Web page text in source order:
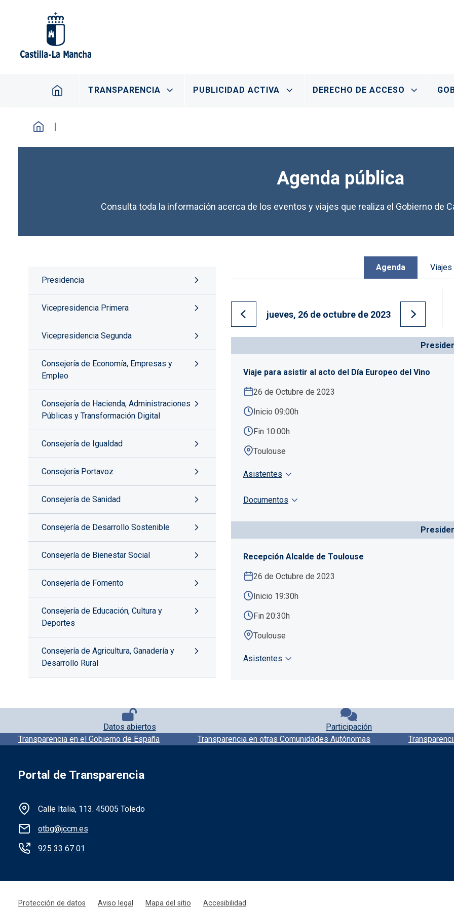
Navegación principal
TRANSPARENCIA PUBLICIDAD ACTIVA DERECHO DE ACCESO
Agenda pública
Consulta toda la información acerca de los eventos y viajes que realiza el Gobierno de
Presidencia
Vicepresidencia Primera
Vicepresidencia Segunda
Consejería de Economía, Empresas y
Empleo
Consejería de Hacienda, Administraciones
Públicas y Transformación Digital
Consejería de Igualdad
Consejería Portavoz
Consejería de Sanidad
Consejería de Desarrollo Sostenible
Consejería de Bienestar Social
Consejería de Fomento
Consejería de Educación, Cultura y
Deportes
Consejería de Agricultura, Ganadería y
Desarrollo Rural
Agenda Viajes
Ir al día anterior
jueves, 26 de octubre de 2023
Ir al día
Viaje para asistir al acto del Día Europeo del Vino
26 de Octubre de 2023
Inicio 09:00h
Fin 10:00h
Toulouse
Asistentes
Documentos
Recepción Alcalde de Toulouse
26 de Octubre de 2023
Inicio 19:30h
Fin 20:30h
Toulouse
Asistentes
Pie de página con iconos
Datos abiertos Participación
Pie de pagina información
Transparencia en el Gobierno de España Transparencia en otras Comunidades Autónomas
Portal de Transparencia
Información de la institución
Calle Italia, 113. 45005 Toledo
otbg@jccm.es
925 33 67 01
Protección de datos Aviso legal Mapa del sitio Accesibilidad